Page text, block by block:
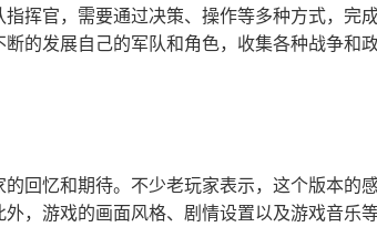
挥官，需要通过决策、操作等多种方式，完
的发展自己的军队和角色，收集各种战争和
回忆和期待。不少老玩家表示，这个版本的
，游戏的画面风格、剧情设置以及游戏音乐